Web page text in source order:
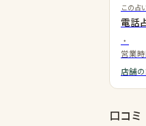
この占
電話
・
営業
店舗
口コミ